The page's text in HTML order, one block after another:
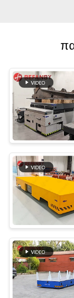
SITEMAP
PRIVACY
POLICY